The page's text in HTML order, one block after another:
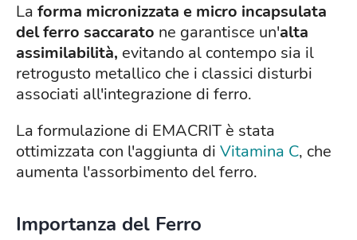
La forma micronizzata e micro incapsulata
del ferro saccarato ne garantisce un'alta
assimilabilità, evitando al contempo sia il
retrogusto metallico che i classici disturbi
associati all'integrazione di ferro.
La formulazione di EMACRIT è stata
ottimizzata con l'aggiunta di Vitamina C, che
aumenta l'assorbimento del ferro.
Importanza del Ferro